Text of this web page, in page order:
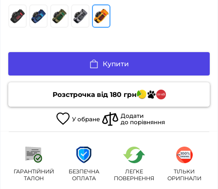
Купити
Розстрочка від 180 грн
У обране
Додати
до порівняння
ГАРАНТІЙНИЙ
ТАЛОН
БЕЗПЕЧНА
ОПЛАТА
ЛЕГКЕ
ПОВЕРНЕННЯ
ТІЛЬКИ
ОРИГІНАЛИ